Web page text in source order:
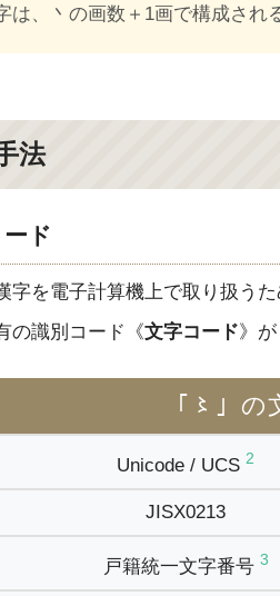
は、丶の画数＋1画で構成され
法
ド
字を電子計算機上で取り扱う
の識別コード《文字コード》
「〻」
Unicode / UCS 2
JISX0213
戸籍統一文字番号 3